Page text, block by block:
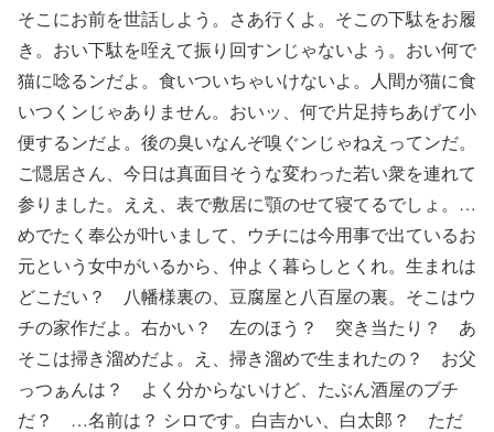
そこにお前を世話しよう。さあ行くよ。そこの下駄をお履
き。おい下駄を咥えて振り回すンじゃないよぅ。おい何で
猫に唸るンだよ。食いついちゃいけないよ。人間が猫に食
いつくンじゃありません。おいッ、何で片足持ちあげて小
便するンだよ。後の臭いなんぞ嗅ぐンじゃねえってンだ。
ご隠居さん、今日は真面目そうな変わった若い衆を連れて
参りました。ええ、表で敷居に顎のせて寝てるでしょ。…
めでたく奉公が叶いまして、ウチには今用事で出ているお
元という女中がいるから、仲よく暮らしとくれ。生まれは
どこだい？ 八幡様裏の、豆腐屋と八百屋の裏。そこはウ
チの家作だよ。右かい？ 左のほう？ 突き当たり？ あ
そこは掃き溜めだよ。え、掃き溜めで生まれたの？ お父
っつぁんは？ よく分からないけど、たぶん酒屋のブチ
だ？ …名前は？ シロです。白吉かい、白太郎？ ただ